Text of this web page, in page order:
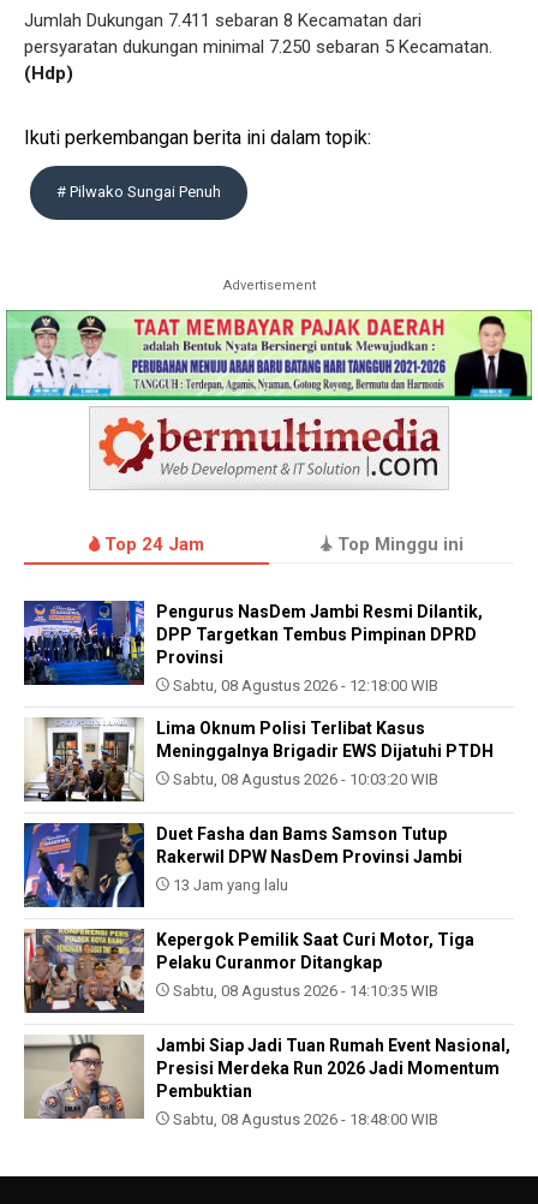
Jumlah Dukungan 7.411 sebaran 8 Kecamatan dari
persyaratan dukungan minimal 7.250 sebaran 5 Kecamatan.
(Hdp)
Ikuti perkembangan berita ini dalam topik:
# Pilwako Sungai Penuh
Advertisement
Top 24 Jam Top Minggu ini
Pengurus NasDem Jambi Resmi Dilantik,
DPP Targetkan Tembus Pimpinan DPRD
Provinsi
Sabtu, 08 Agustus 2026 - 12:18:00 WIB
Lima Oknum Polisi Terlibat Kasus
Meninggalnya Brigadir EWS Dijatuhi PTDH
Sabtu, 08 Agustus 2026 - 10:03:20 WIB
Duet Fasha dan Bams Samson Tutup
Rakerwil DPW NasDem Provinsi Jambi
13 Jam yang lalu
Kepergok Pemilik Saat Curi Motor, Tiga
Pelaku Curanmor Ditangkap
Sabtu, 08 Agustus 2026 - 14:10:35 WIB
Jambi Siap Jadi Tuan Rumah Event Nasional,
Presisi Merdeka Run 2026 Jadi Momentum
Pembuktian
Sabtu, 08 Agustus 2026 - 18:48:00 WIB